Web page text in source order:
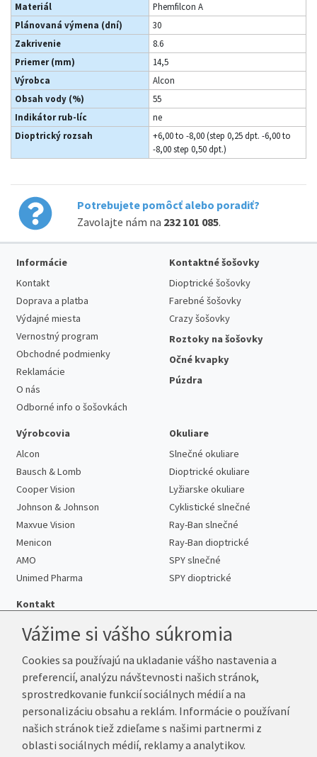
Materiál
Phemfilcon A
Plánovaná výmena (dní)
30
Zakrivenie
8.6
Priemer (mm)
14,5
Výrobca
Alcon
Obsah vody (%)
55
Indikátor rub-líc
ne
Dioptrický rozsah
+6,00 to -8,00 (step 0,25 dpt. -6,00 to
-8,00 step 0,50 dpt.)
Potrebujete pomôcť alebo poradiť?
Zavolajte nám na 232 101 085.
Informácie
Kontakt
Doprava a platba
Výdajné miesta
Vernostný program
Obchodné podmienky
Reklamácie
O nás
Odborné info o šošovkách
Kontaktné šošovky
Dioptrické šošovky
Farebné šošovky
Crazy šošovky
Roztoky na šošovky
Očné kvapky
Púzdra
Výrobcovia
Alcon
Bausch & Lomb
Cooper Vision
Johnson & Johnson
Maxvue Vision
Menicon
AMO
Unimed Pharma
Okuliare
Slnečné okuliare
Dioptrické okuliare
Lyžiarske okuliare
Cyklistické slnečné
Ray-Ban slnečné
Ray-Ban dioptrické
SPY slnečné
SPY dioptrické
Kontakt
Telefón:+421 222 205 863
E-mail:info@kup-sosovky.sk
Reklamačná adresa
Andrea Votavová
Revoluční 1017
Vážime si vášho súkromia
Cookies sa používajú na ukladanie vášho nastavenia a
preferencií, analýzu návštevnosti našich stránok,
sprostredkovanie funkcií sociálnych médií a na
personalizáciu obsahu a reklám. Informácie o používaní
našich stránok tiež zdieľame s našimi partnermi z
oblasti sociálnych médií, reklamy a analytikov.